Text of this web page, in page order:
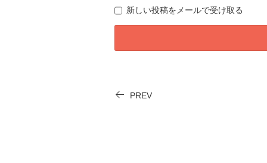
新しい投稿をメールで受け取る
PREV